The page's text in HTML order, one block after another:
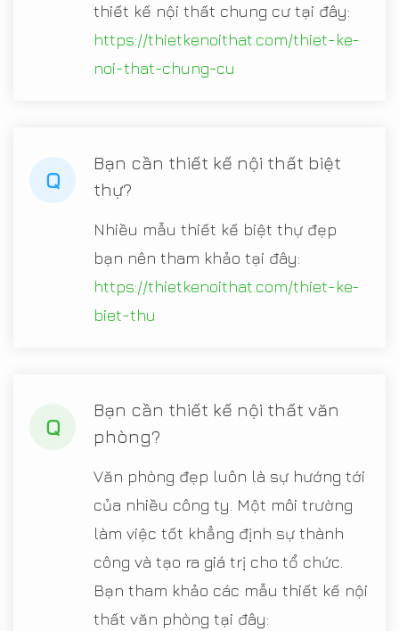
thiết kế nội thất chung cư tại đây:
https://thietkenoithat.com/thiet-ke-
noi-that-chung-cu
Q
Bạn cần thiết kế nội thất biệt
thự?
Nhiều mẫu thiết kế biệt thự đẹp
bạn nên tham khảo tại đây:
https://thietkenoithat.com/thiet-ke-
biet-thu
Q
Bạn cần thiết kế nội thất văn
phòng?
Văn phòng đẹp luôn là sự hướng tới
của nhiều công ty. Một môi trường
làm việc tốt khẳng định sự thành
công và tạo ra giá trị cho tổ chức.
Bạn tham khảo các mẫu thiết kế nội
thất văn phòng tại đây: